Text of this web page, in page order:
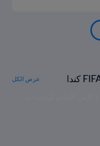
ملخصات كأس العالم للسيدات FIFA كندا
عرض الكل